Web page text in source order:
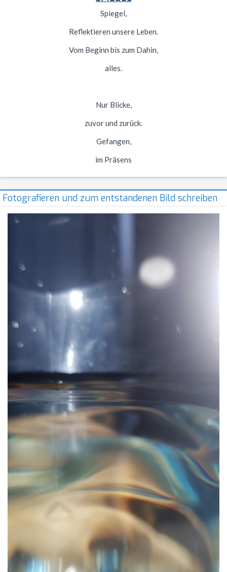
Spiegel,
Reflektieren unsere Leben.
Vom Beginn bis zum Dahin,
alles.
Nur Blicke,
zuvor und zurück.
Gefangen,
im Präsens
Fotografieren und zum entstandenen Bild schreiben